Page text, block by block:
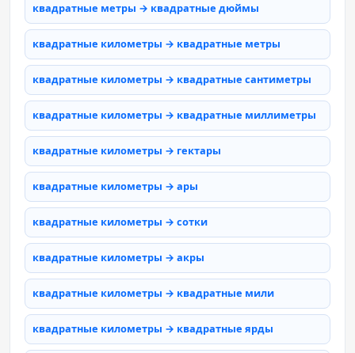
квадратные метры → квадратные дюймы
квадратные километры → квадратные метры
квадратные километры → квадратные сантиметры
квадратные километры → квадратные миллиметры
квадратные километры → гектары
квадратные километры → ары
квадратные километры → сотки
квадратные километры → акры
квадратные километры → квадратные мили
квадратные километры → квадратные ярды